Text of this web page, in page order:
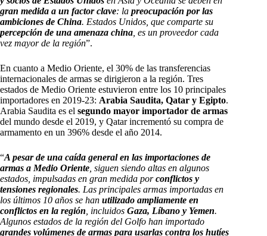
gran medida a un factor clave: la preocupación por las
ambiciones de China. Estados Unidos, que comparte su
percepción de una amenaza china , es un proveedor cada
vez mayor de la región”.
En cuanto a Medio Oriente, el 30% de las transferencias
internacionales de armas se dirigieron a la región. Tres
estados de Medio Oriente estuvieron entre los 10 principales
importadores en 2019-23: Arabia Saudita, Qatar y Egipto.
Arabia Saudita es el segundo mayor importador de armas
del mundo desde el 2019, y Qatar incrementó su compra de
armamento en un 396% desde el año 2014.
“A pesar de una caída general en las importaciones de
armas a Medio Oriente , siguen siendo altas en algunos
estados, impulsadas en gran medida porconflictos y
tensiones regionales. Las principales armas importadas en
los últimos 10 años se han utilizado ampliamente en
conflictos en la región , incluidos Gaza, Líbano y Yemen.
Algunos estados de la región del Golfo han importado
grandes volúmenes de armas para usarlas contra los hutíes